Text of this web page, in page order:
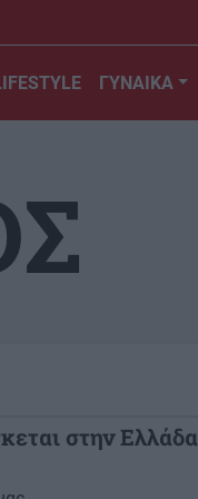
ΓΥΝΑΙΚΑ
στην Ελλάδα